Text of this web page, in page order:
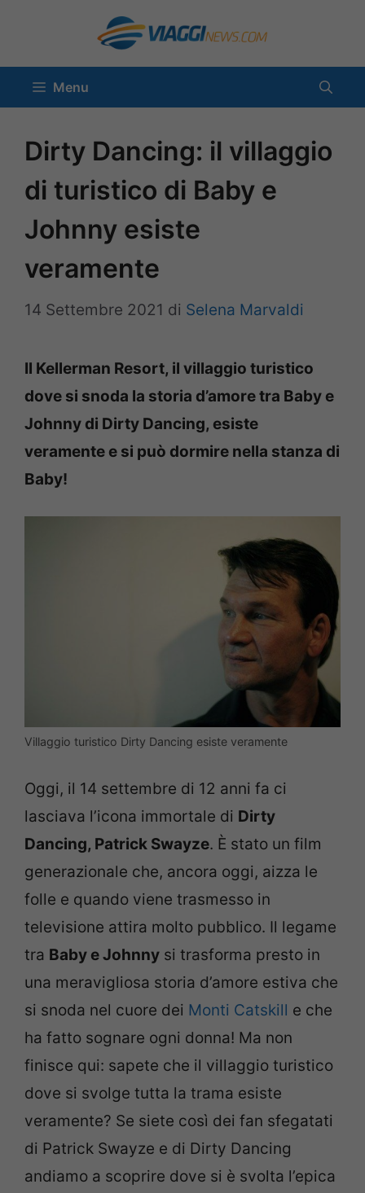
contenuto
Menu
Dirty Dancing: il villaggio
di turistico di Baby e
Johnny esiste
veramente
14 Settembre 2021 di Selena Marvaldi
Il Kellerman Resort, il villaggio turistico
dove si snoda la storia d’amore tra Baby e
Johnny di Dirty Dancing, esiste
veramente e si può dormire nella stanza di
Baby!
Villaggio turistico Dirty Dancing esiste veramente
Oggi, il 14 settembre di 12 anni fa ci
lasciava l’icona immortale di Dirty
Dancing, Patrick Swayze. È stato un film
generazionale che, ancora oggi, aizza le
folle e quando viene trasmesso in
televisione attira molto pubblico. Il legame
tra Baby e Johnny si trasforma presto in
una meravigliosa storia d’amore estiva che
si snoda nel cuore dei Monti Catskill e che
ha fatto sognare ogni donna! Ma non
finisce qui: sapete che il villaggio turistico
dove si svolge tutta la trama esiste
veramente? Se siete così dei fan sfegatati
di Patrick Swayze e di Dirty Dancing
andiamo a scoprire dove si è svolta l’epica